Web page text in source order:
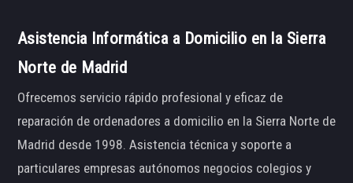
Asistencia Informática a Domicilio en la Sierra
Norte de Madrid
Ofrecemos servicio rápido profesional y eficaz de
reparación de ordenadores a domicilio en la Sierra Norte de
Madrid desde 1998. Asistencia técnica y soporte a
particulares empresas autónomos negocios colegios y